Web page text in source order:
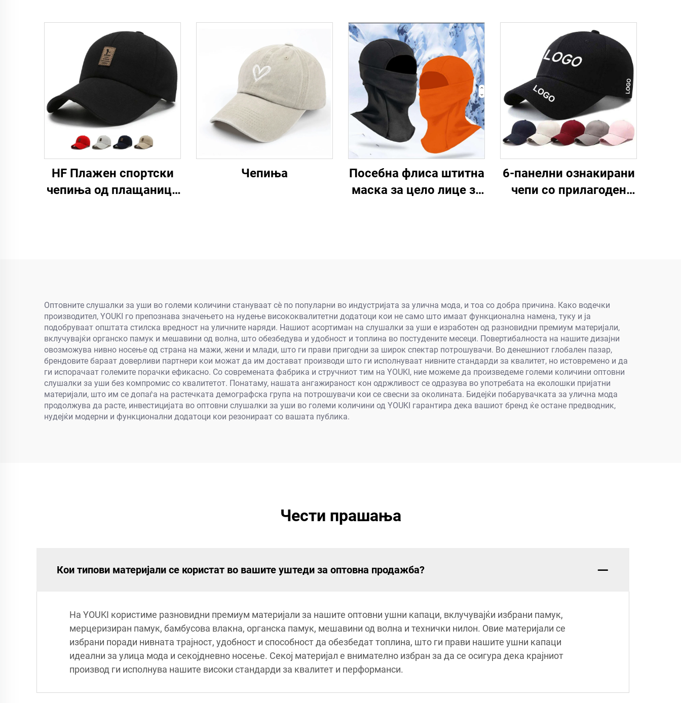
HF Плажен спортски
чепиња од плащаница
Чепиња
Посебна флиса штитна
маска за цело лице за
6-панелни ознакирани
чепи со прилагоден
Оптовните слушалки за уши во големи количини стануваат сè по популарни во индустријата за улична мода, и тоа со добра причина. Како водечки
производител, YOUKI го препознава значењето на нудење висококвалитетни додатоци кои не само што имаат функционална намена, туку и ја
подобруваат општата стилска вредност на уличните наряди. Нашиот асортиман на слушалки за уши е изработен од разновидни премиум материјали,
вклучувајќи органско памук и мешавини од волна, што обезбедува и удобност и топлина во постудените месеци. Повертибалноста на нашите дизајни
овозможува нивно носење од страна на мажи, жени и млади, што ги прави пригодни за широк спектар потрошувачи. Во денешниот глобален пазар,
брендовите бараат доверливи партнери кои можат да им достават производи што ги исполнуваат нивните стандарди за квалитет, но истовремено и да
ги испорачаат големите порачки ефикасно. Со современата фабрика и стручниот тим на YOUKI, ние можеме да произведеме големи количини оптовни
слушалки за уши без компромис со квалитетот. Понатаму, нашата ангажираност кон одржливост се одразува во употребата на еколошки пријатни
материјали, што им се допаѓа на растечката демографска група на потрошувачи кои се свесни за околината. Бидејќи побарувачката за улична мода
продолжува да расте, инвестицијата во оптовни слушалки за уши во големи количини од YOUKI гарантира дека вашиот бренд ќе остане предводник,
нудејќи модерни и функционални додатоци кои резонираат со вашата публика.
Чести прашања
Кои типови материјали се користат во вашите уштеди за оптовна продажба?
На YOUKI користиме разновидни премиум материјали за нашите оптовни ушни капаци, вклучувајќи избрани памук,
мерцеризиран памук, бамбусова влакна, органска памук, мешавини од волна и технички нилон. Овие материјали се
избрани поради нивната трајност, удобност и способност да обезбедат топлина, што ги прави нашите ушни капаци
идеални за улица мода и секојдневно носење. Секој материјал е внимателно избран за да се осигура дека крајниот
производ ги исполнува нашите високи стандарди за квалитет и перформанси.